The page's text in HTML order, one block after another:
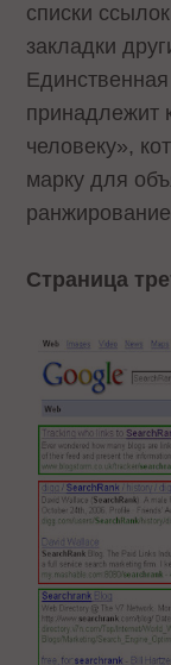
списки
закладки
принадлежит
человеку»,
марку для
Страница